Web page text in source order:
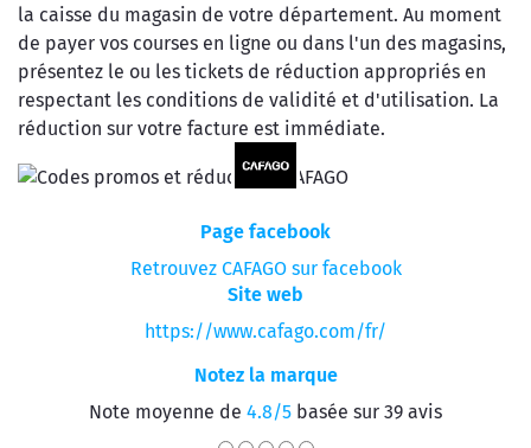
la caisse du magasin de votre département. Au moment
de payer vos courses en ligne ou dans l'un des magasins,
présentez le ou les tickets de réduction appropriés en
respectant les conditions de validité et d'utilisation. La
réduction sur votre facture est immédiate.
Page facebook
Retrouvez CAFAGO sur facebook
Site web
https://www.cafago.com/fr/
Notez la marque
Note moyenne de 4.8/5 basée sur 39 avis